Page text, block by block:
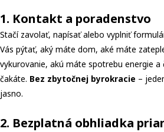
1. Kontakt a poradenstvo
Stačí zavolať, napísať alebo vyplniť
Vás pýtať, aký máte dom, aké máte
vykurovanie, akú máte spotrebu energie
čakáte. Bez zbytočnej byrokracie –
jasno.
2. Bezplatná obhliadka